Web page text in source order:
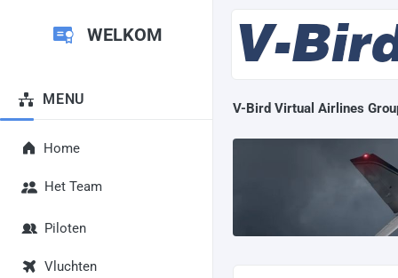
WELKOM
MENU
Home
Het Team
Piloten
Vluchten
V-Bird Virtual Airlines